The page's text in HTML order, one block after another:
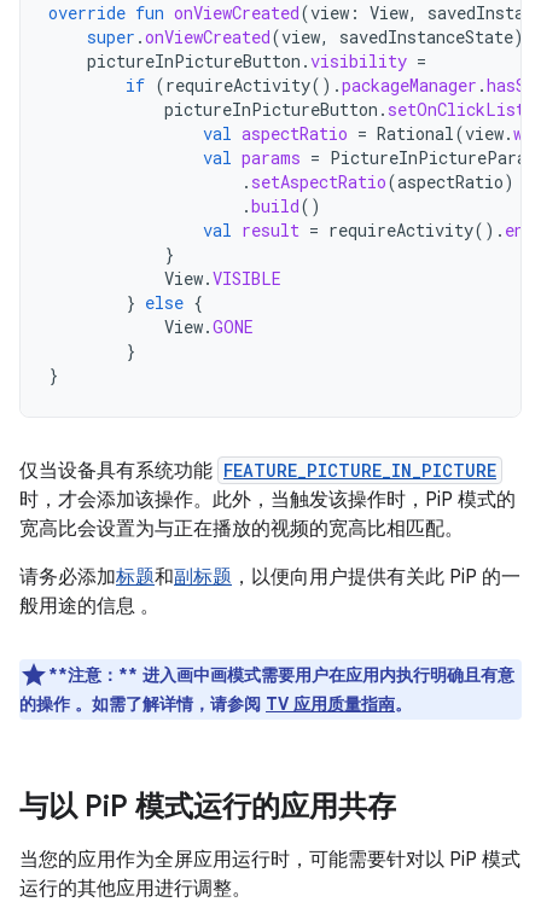
override fun onViewCreated(view : View,
super .onViewCreated(view, savedInstanceState)
pictureInPictureButton .visibility =
if (requireActivity().packageManager .
pictureInPictureButton .
val aspectRatio = Rational(view.
val params =
. setAspectRatio(aspectRatio)
.build()
val result = requireActivity().
}
View.VISIBLE
} else {
View.GONE
}
}
仅当设备具有系统功能 FEATURE_PICTURE_IN_PICTURE
时，才会添加该操作。此外，当触发该操作时，PiP 模式的
宽高比会设置为与正在播放的视频的宽高比相匹配。
请务必添加标题和副标题 ，以便向用户提供有关此 PiP 的一
般用途的信息 。
**注意：** 进入画中画模式需要用户在应用内执行明确且有意
的操作 。如需了解详情，请参阅 TV 应用质量指南。
与以 PiP 模式运行的应用共存
当您的应用作为全屏应用运行时，可能需要针对以 PiP 模式
运行的其他应用进行调整。